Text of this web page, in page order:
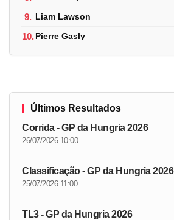
9. Liam Lawson
10.Pierre Gasly
Últimos Resultados
Corrida - GP da Hungria 2026
26/07/2026 10:00
Classificação - GP da Hungria 2026
25/07/2026 11:00
TL3 - GP da Hungria 2026